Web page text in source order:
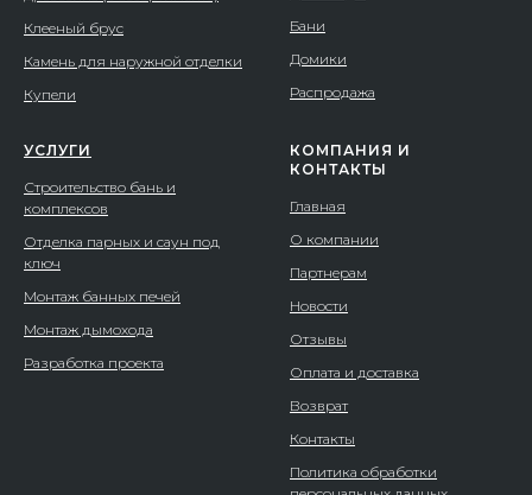
Клееный брус
Камень для наружной отделки
Купели
Бани
Домики
Распродажа
УСЛУГИ
Строительство бань и
комплексов
Отделка парных и саун под
ключ
Монтаж банных печей
Монтаж дымохода
Разработка проекта
КОМПАНИЯ И
КОНТАКТЫ
Главная
О компании
Партнерам
Новости
Отзывы
Оплата и доставка
Возврат
Контакты
Политика обработки